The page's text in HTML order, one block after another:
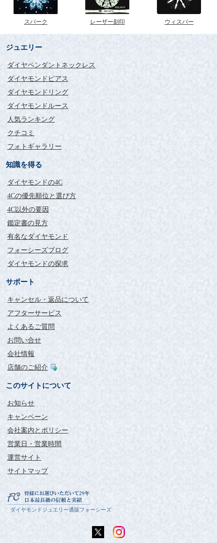
スパーク レーザー刻印 ウィスパー
ジュエリー
ダイヤペンダントネックレス
ダイヤモンドピアス
ダイヤモンドリング
ダイヤモンドルース
人気ランキング
クチコミ
フォトギャラリー
知識を得る
ダイヤモンドの4C
4Cの優先順位と選び方
4C以外の要因
鑑定書の見方
有名なダイヤモンド
フォーシーズブログ
ダイヤモンドの探求
サポート
キャンセル・返品について
アフターサービス
よくあるご質問
お問い合せ
会社情報
店舗のご紹介
このサイトについて
お知らせ
キャンペーン
会社案内とポリシー
営業日・営業時間
運営サイト
サイトマップ
ダイヤモンドジュエリー通販フォーシーズ